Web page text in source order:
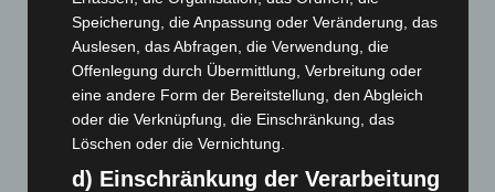
eingedämmt
6. August 2026
Region Hannover: 21 neue Notfallsanitäter starten beim
5. August 2026
Mann läuft mit Hockeyschläger über A7 – Polizei sucht
Speicherung, die Anpassung oder Veränderung, das
Auslesen, das Abfragen, die Verwendung, die
Offenlegung durch Übermittlung, Verbreitung oder
eine andere Form der Bereitstellung, den Abgleich
oder die Verknüpfung, die Einschränkung, das
Löschen oder die Vernichtung.
d) Einschränkung der Verarbeitung